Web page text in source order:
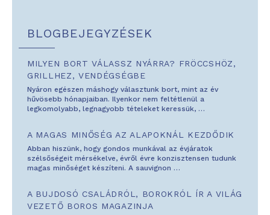
BLOGBEJEGYZÉSEK
MILYEN BORT VÁLASSZ NYÁRRA? FRÖCCSHÖZ,
GRILLHEZ, VENDÉGSÉGBE
Nyáron egészen máshogy választunk bort, mint az év
hűvösebb hónapjaiban. Ilyenkor nem feltétlenül a
legkomolyabb, legnagyobb tételeket keressük, …
A MAGAS MINŐSÉG AZ ALAPOKNÁL KEZDŐDIK
Abban hiszünk, hogy gondos munkával az évjáratok
szélsőségeit mérsékelve, évről évre konzisztensen tudunk
magas minőséget készíteni. A sauvignon …
A BUJDOSÓ CSALÁDRÓL, BOROKRÓL ÍR A VILÁG
VEZETŐ BOROS MAGAZINJA